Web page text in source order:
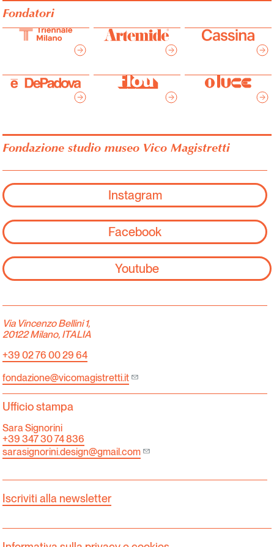
Fondatori
Fondazione studio museo Vico Magistretti
Instagram
Facebook
Youtube
Via Vincenzo Bellini 1,
20122 Milano, ITALIA
+39 02 76 00 29 64
fondazione@vicomagistretti.it
Ufficio stampa
Sara Signorini
+39 347 30 74 836
sarasignorini.design@gmail.com
Iscriviti alla newsletter